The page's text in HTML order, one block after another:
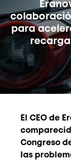
para
El CEO de
Congreso
las